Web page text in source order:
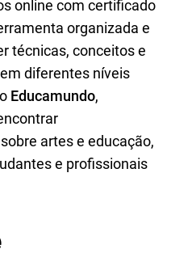
online com certificado
organizada e
técnicas, conceitos e
diferentes níveis
Educamundo,
sobre artes e educação,
e profissionais